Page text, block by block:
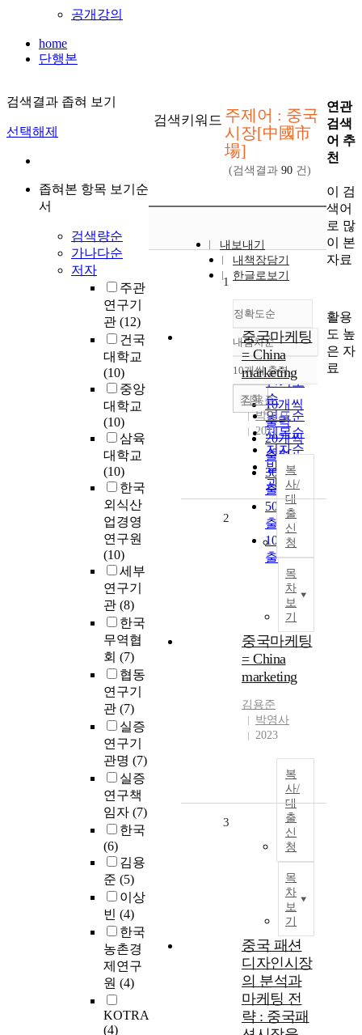
공개강의
home
단행본
검색결과 좁혀 보기
선택해제
좁혀본 항목 보기순
서
검색량순
가나다순
저자
주관
연구기
관 (12)
건국
대학교
(10)
중앙
대학교
(10)
삼육
대학교
(10)
한국
외식산
업경영
연구원
(10)
세부
연구기
관 (8)
한국
무역협
회 (7)
협동
연구기
관 (7)
실증
연구기
관명 (7)
실증
연구책
임자 (7)
한국
(6)
김용
준 (5)
이상
빈 (4)
한국
농촌경
제연구
원 (4)
KOTRA
(4)
검색키워드 주제어 : 중국
시장[中國市
場]
(검색결과 90 건)
내보내기
내책장담기
한글로보기
정확도순
정확도
순
인기도
순
연도순
제목순
저자순
발행기
관순
내림차순
내림차순
10개씩 출력
10개씩
출력
20개씩
출력
30개씩
출력
50개씩
출력
100개씩
출력
조회
1
중국마케팅
= China
marketing
김용준
박영사
2011
복
사/
대
출
신
청
목
차
보
기
2
중국마케팅
= China
marketing
김용준
박영사
2023
복
사/
대
출
신
청
목
차
보
기
3
중국 패션
디자인시장
의 분석과
마케팅 전
략 : 중국패
연관
검색
어 추
천
이 검
색어
로 많
이 본
자료
활용
도 높
은 자
료